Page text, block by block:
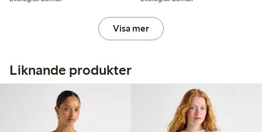
Visa mer
Liknande produkter